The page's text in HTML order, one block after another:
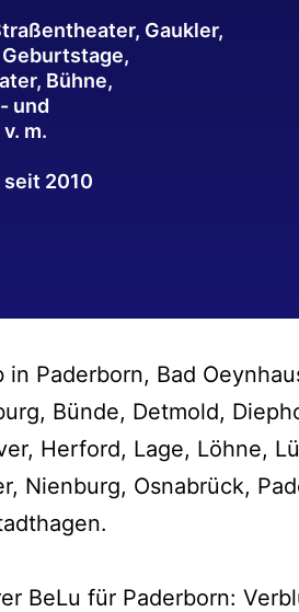
Gaukler,
Bühne,
und
m.
2010
in Paderborn, Bad
Bünde, Detmold,
Herford, Lage, Löhne,
Nienburg, Osnabrück,
BeLu für Paderborn: